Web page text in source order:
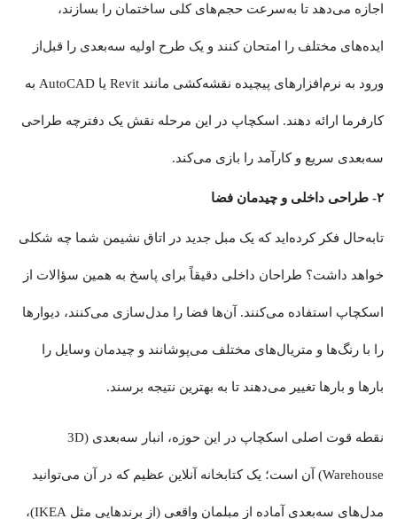
اجازه می‌دهد تا به‌سرعت حجم‌های کلی ساختمان را بسازند،
ایده‌های مختلف را امتحان کنند و یک طرح اولیه سه‌بعدی را قبل‌از
ورود به نرم‌افزارهای پیچیده نقشه‌کشی مانند Revit یا AutoCAD به
کارفرما ارائه دهند. اسکچاپ در این مرحله نقش یک دفترچه طراحی
سه‌بعدی سریع و کارآمد را بازی می‌کند.
۲- طراحی داخلی و چیدمان فضا
تابه‌حال فکر کرده‌اید که یک مبل جدید در اتاق نشیمن شما چه شکلی
خواهد داشت؟ طراحان داخلی دقیقاً برای پاسخ به همین سؤالات از
اسکچاپ استفاده می‌کنند. آن‌ها فضا را مدل‌سازی می‌کنند، دیوارها
را با رنگ‌ها و متریال‌های مختلف می‌پوشانند و چیدمان وسایل را
بارها و بارها تغییر می‌دهند تا به بهترین نتیجه برسند.
نقطه قوت اصلی اسکچاپ در این حوزه، انبار سه‌بعدی (3D
Warehouse) آن است؛ یک کتابخانه آنلاین عظیم که در آن می‌توانید
مدل‌های سه‌بعدی آماده از مبلمان واقعی (از برندهایی مثل IKEA)،